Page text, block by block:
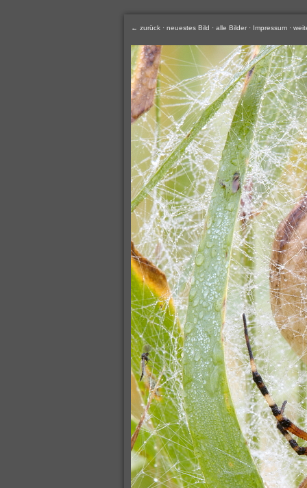
← zurück· neuestes Bild · alle Bilder· Impressum·